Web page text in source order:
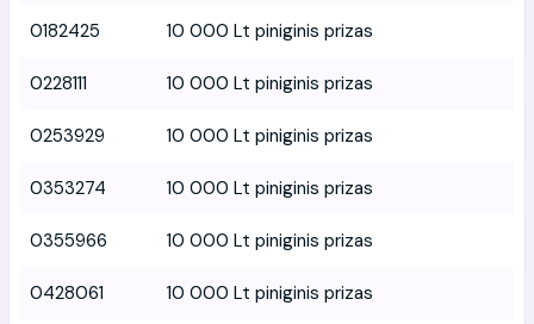
0182425 10 000 Lt piniginis prizas
0228111 10 000 Lt piniginis prizas
0253929 10 000 Lt piniginis prizas
0353274 10 000 Lt piniginis prizas
0355966 10 000 Lt piniginis prizas
0428061 10 000 Lt piniginis prizas